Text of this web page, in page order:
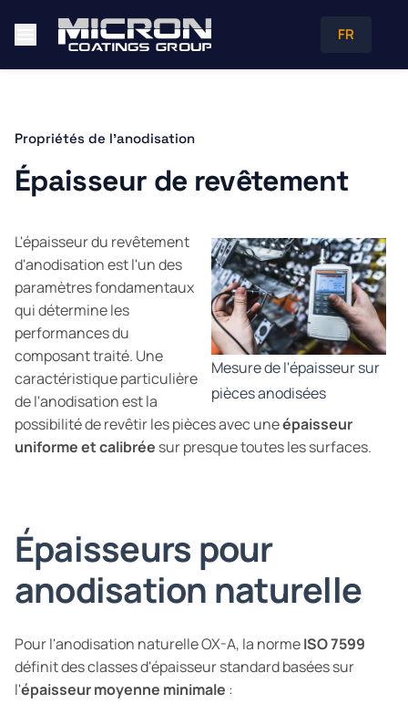
FR
Propriétés de l'anodisation
Épaisseur de revêtement
Mesure de l'épaisseur sur
pièces anodisées
L'épaisseur du revêtement
d'anodisation est l'un des
paramètres fondamentaux
qui détermine les
performances du
composant traité. Une
caractéristique particulière
de l'anodisation est la
possibilité de revêtir les pièces avec uneépaisseur
uniforme et calibrée sur presque toutes les surfaces.
Épaisseurs pour
anodisation naturelle
Pour l'anodisation naturelle OX-A, la normeISO 7599
définit des classes d'épaisseur standard basées sur
l'épaisseur moyenne minimale :